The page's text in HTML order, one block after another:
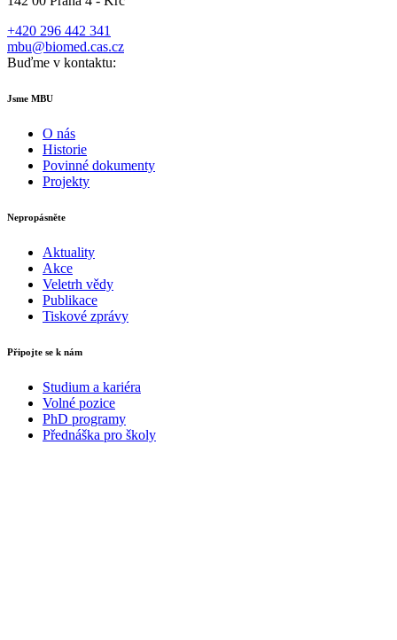
+420 296 442 341
mbu@biomed.cas.cz
Buďme v kontaktu:
Jsme MBU
O nás
Historie
Povinné dokumenty
Projekty
Nepropásněte
Aktuality
Akce
Veletrh vědy
Publikace
Tiskové zprávy
Připojte se k nám
Studium a kariéra
Volné pozice
PhD programy
Přednáška pro školy